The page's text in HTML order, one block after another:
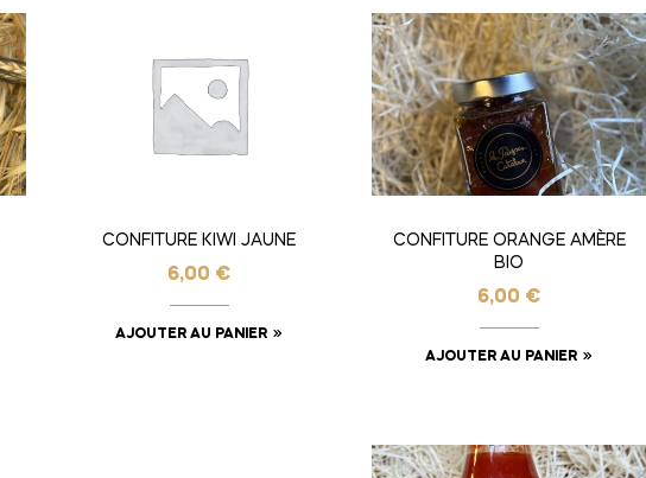
CONFITURE KIWI JAUNE
6,00 €
AJOUTER AU PANIER
CONFITURE ORANGE AMÈRE
BIO
6,00 €
AJOUTER AU PANIER